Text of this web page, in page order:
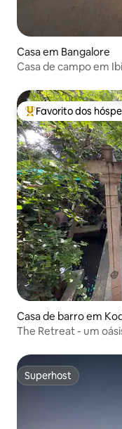
Casa em Bangalore
Casa de campo em
Favoritos dos
Favorito dos
Casa de barro em
The Retreat - um
Superhost
Superhost